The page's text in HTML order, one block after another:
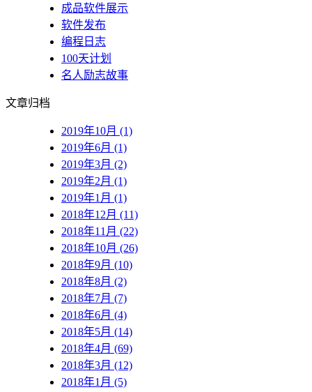
成品软件展示
软件发布
编程日志
100天计划
名人励志故事
文章归档
2019年10月 (1)
2019年6月 (1)
2019年3月 (2)
2019年2月 (1)
2019年1月 (1)
2018年12月 (11)
2018年11月 (22)
2018年10月 (26)
2018年9月 (10)
2018年8月 (2)
2018年7月 (7)
2018年6月 (4)
2018年5月 (14)
2018年4月 (69)
2018年3月 (12)
2018年1月 (5)